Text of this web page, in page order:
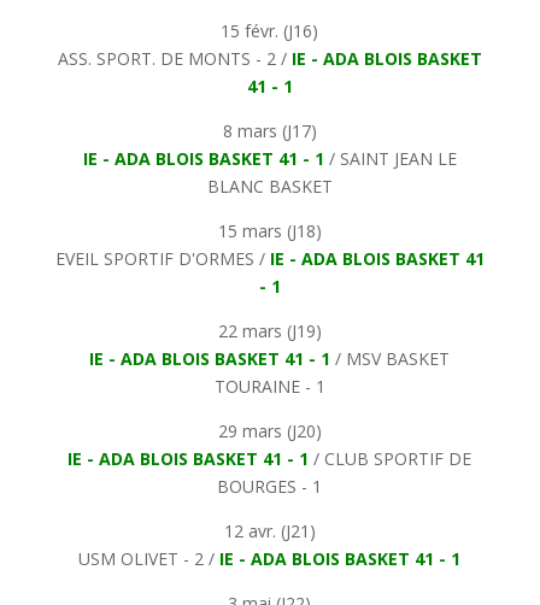
15 févr. (J16)
ASS. SPORT. DE MONTS - 2 / IE - ADA BLOIS BASKET
41 - 1
8 mars (J17)
IE - ADA BLOIS BASKET 41 - 1 / SAINT JEAN LE
BLANC BASKET
15 mars (J18)
EVEIL SPORTIF D'ORMES / IE - ADA BLOIS BASKET 41
- 1
22 mars (J19)
IE - ADA BLOIS BASKET 41 - 1 / MSV BASKET
TOURAINE - 1
29 mars (J20)
IE - ADA BLOIS BASKET 41 - 1 / CLUB SPORTIF DE
BOURGES - 1
12 avr. (J21)
USM OLIVET - 2 / IE - ADA BLOIS BASKET 41 - 1